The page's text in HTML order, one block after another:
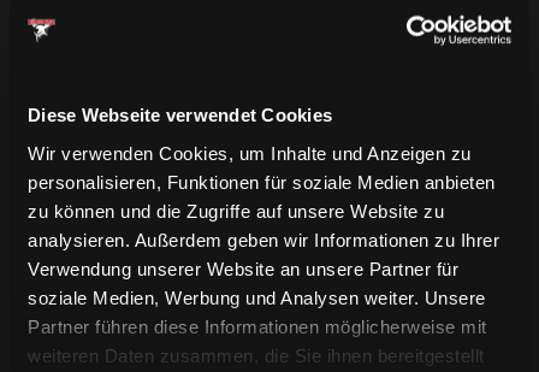
Diese Webseite verwendet Cookies
Wir verwenden Cookies, um Inhalte und Anzeigen zu
personalisieren, Funktionen für soziale Medien anbieten
zu können und die Zugriffe auf unsere Website zu
analysieren. Außerdem geben wir Informationen zu Ihrer
Verwendung unserer Website an unsere Partner für
soziale Medien, Werbung und Analysen weiter. Unsere
Partner führen diese Informationen möglicherweise mit
weiteren Daten zusammen, die Sie ihnen bereitgestellt